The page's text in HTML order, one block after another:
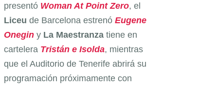
presentó Woman At Point Zero, el
Liceu de Barcelona estrenó Eugene
Onegin y La Maestranza tiene en
cartelera Tristán e Isolda, mientras
que el Auditorio de Tenerife abrirá su
programación próximamente con